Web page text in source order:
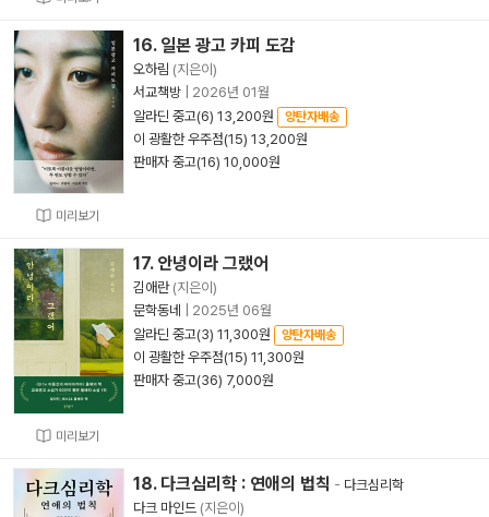
미리보기
16. 일본 광고 카피 도감
오하림 (지은이)
서교책방
2026년 01월
알라딘 중고(6) 13,200원
양탄자배송
이 광활한 우주점(15) 13,200원
판매자 중고(16) 10,000원
미리보기
17. 안녕이라 그랬어
김애란(지은이)
문학동네
2025년 06월
알라딘 중고(3) 11,300원
양탄자배송
이 광활한 우주점(15) 11,300원
판매자 중고(36) 7,000원
18. 다크심리학 : 연애의 법칙 - 다크심리학
다크 마인드 (지은이)